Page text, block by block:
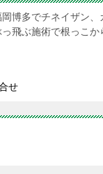
岡博多でチネイザン
っ飛ぶ施術で根っこ
せ